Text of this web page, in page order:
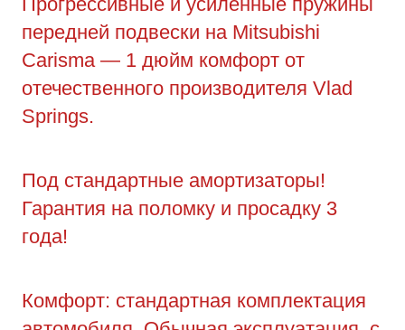
передней подвески на Mitsubishi
Carisma — 1 дюйм комфорт от
отечественного производителя Vlad
Springs.
Под стандартные амортизаторы!
Гарантия на поломку и просадку 3
года!
Комфорт: стандартная комплектация